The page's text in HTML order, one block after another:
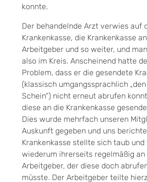
konnte.
Der behandelnde Arzt verwies auf
Krankenkasse, die Krankenkasse
Arbeitgeber und so weiter, und
also im Kreis. Anscheinend hatte
Problem, dass er die gesendete
(klassisch umgangssprachlich
Schein“) nicht erneut abrufen
diese an die Krankenkasse
Dies wurde mehrfach unseren
Auskunft gegeben und uns
Krankenkasse stellte sich taub
wiederum ihrerseits regelmäßig an
Arbeitgeber, der diese doch
müsste. Der Arbeitgeber teilte